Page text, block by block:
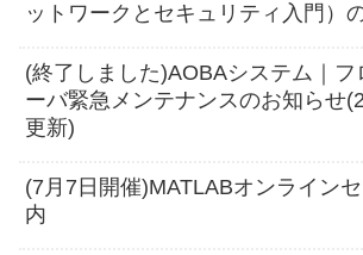
ットワークとセキュリティ入門）
(終了しました)AOBAシステム｜フ
ーバ緊急メンテナンスのお知らせ
更新)
(7月7日開催)MATLABオンライン
内